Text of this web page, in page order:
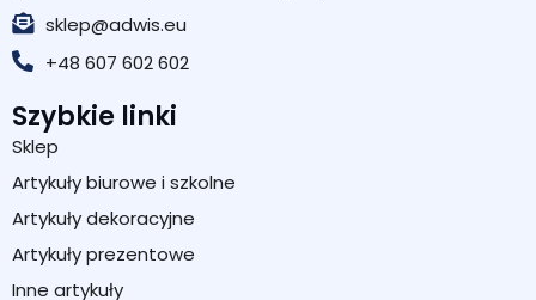
sklep@adwis.eu
+48 607 602 602
Szybkie linki
Sklep
Artykuły biurowe i szkolne
Artykuły dekoracyjne
Artykuły prezentowe
Inne artykuły